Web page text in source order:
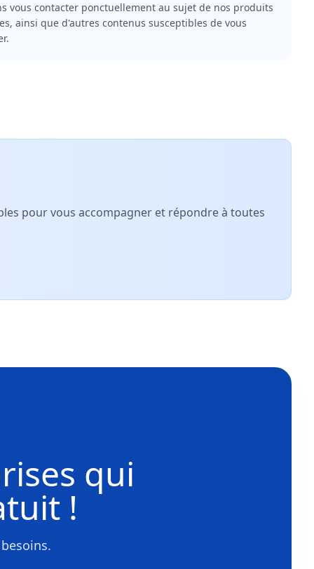
vous contacter ponctuellement au sujet de nos produits
ainsi que d'autres contenus susceptibles de vous
pour vous accompagner et répondre à toutes
qui
!